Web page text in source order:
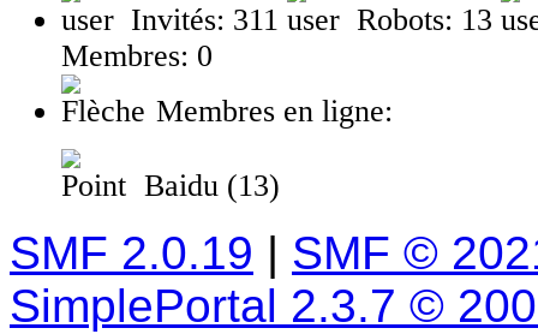
Invités: 311
Robots: 13
Membres: 0
Membres en ligne:
Baidu (13)
SMF 2.0.19 | SMF ©
SimplePortal 2.3.7 ©